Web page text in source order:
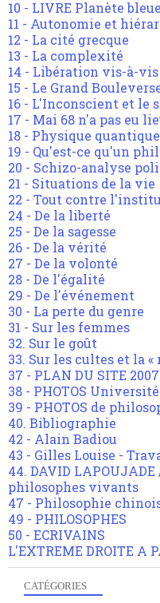
10 - LIVRE Planète bleue
11 - Autonomie et
12 - La cité grecque
13 - La complexité
14 - Libération vis-à-
15 - Le Grand
16 - L'Inconscient et le
17 - Mai 68 n'a pas eu
18 - Physique quantique
19 - Qu'est-ce qu'un
20 - Schizo-analyse
21 - Situations de la vie
22 - Tout contre
24 - De la liberté
25 - De la sagesse
26 - De la vérité
27 - De la volonté
28 - De l'égalité
29 - De l'événement
30 - La perte du genre
31 - Sur les femmes
32. Sur le goût
33. Sur les cultes et la
37 - PLAN DU SITE 2007
38 - PHOTOS
39 - PHOTOS de
40. Bibliographie
42 - Alain Badiou
43 - Gilles Louise -
44. DAVID
philosophes vivants
47 - Philosophie
49 - PHILOSOPHES
50 - ECRIVAINS
L'EXTREME DROITE A
CATÉGORIES